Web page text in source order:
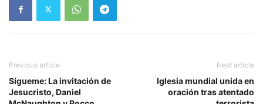
Previous article
Sígueme: La invitación de
Jesucristo, Daniel
Next article
Iglesia mundial unida en
oración tras atentado